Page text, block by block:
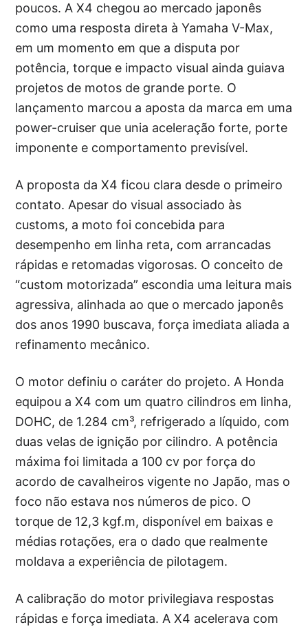
poucos. A X4 chegou ao mercado japonês
como uma resposta direta à Yamaha V-Max,
em um momento em que a disputa por
potência, torque e impacto visual ainda guiava
projetos de motos de grande porte. O
lançamento marcou a aposta da marca em uma
power-cruiser que unia aceleração forte, porte
imponente e comportamento previsível.
A proposta da X4 ficou clara desde o primeiro
contato. Apesar do visual associado às
customs, a moto foi concebida para
desempenho em linha reta, com arrancadas
rápidas e retomadas vigorosas. O conceito de
“custom motorizada” escondia uma leitura mais
agressiva, alinhada ao que o mercado japonês
dos anos 1990 buscava, força imediata aliada a
refinamento mecânico.
O motor definiu o caráter do projeto. A Honda
equipou a X4 com um quatro cilindros em linha,
DOHC, de 1.284 cm³, refrigerado a líquido, com
duas velas de ignição por cilindro. A potência
máxima foi limitada a 100 cv por força do
acordo de cavalheiros vigente no Japão, mas o
foco não estava nos números de pico. O
torque de 12,3 kgf.m, disponível em baixas e
médias rotações, era o dado que realmente
moldava a experiência de pilotagem.
A calibração do motor privilegiava respostas
rápidas e força imediata. A X4 acelerava com